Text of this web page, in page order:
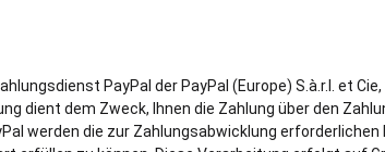
PayPal der PayPal (Europe) S.à.r.l. et Cie,
dient dem Zweck, Ihnen die Zahlung über den
werden die zur Zahlungsabwicklung